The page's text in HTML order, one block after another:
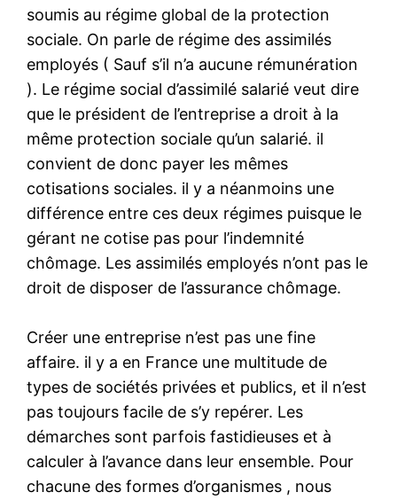
soumis au régime global de la protection
sociale. On parle de régime des assimilés
employés ( Sauf s’il n’a aucune rémunération
). Le régime social d’assimilé salarié veut dire
que le président de l’entreprise a droit à la
même protection sociale qu’un salarié. il
convient de donc payer les mêmes
cotisations sociales. il y a néanmoins une
différence entre ces deux régimes puisque le
gérant ne cotise pas pour l’indemnité
chômage. Les assimilés employés n’ont pas le
droit de disposer de l’assurance chômage.
Créer une entreprise n’est pas une fine
affaire. il y a en France une multitude de
types de sociétés privées et publics, et il n’est
pas toujours facile de s’y repérer. Les
démarches sont parfois fastidieuses et à
calculer à l’avance dans leur ensemble. Pour
chacune des formes d’organismes , nous